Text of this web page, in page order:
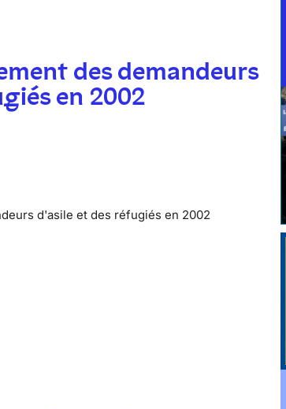
des demandeurs
en 2002
d'asile et des réfugiés en 2002